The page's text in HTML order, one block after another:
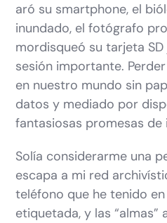
aró su smartphone, el
inundado, el fotógrafo
mordisqueó su tarjeta
sesión importante.
en nuestro mundo sin
datos y mediado por
fantasiosas promesas
Solía considerarme una
escapa a mi red
teléfono que he tenido
etiquetada, y las “almas”